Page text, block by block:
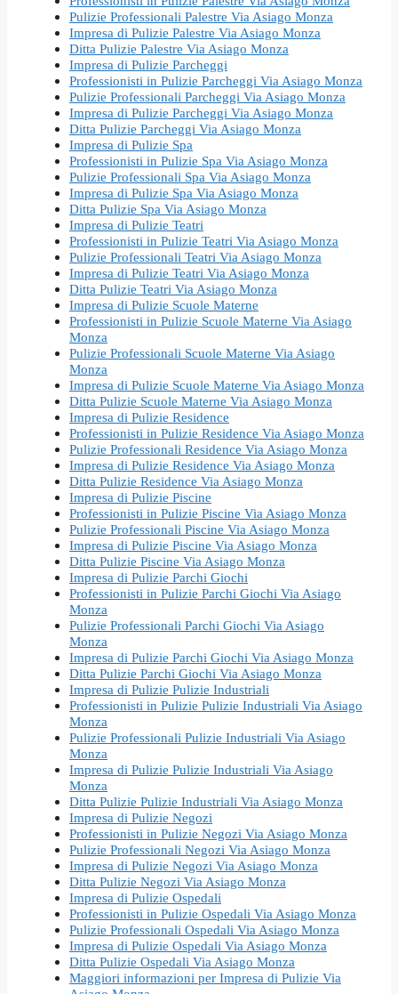
Pulizie Professionali Palestre Via Asiago Monza
Impresa di Pulizie Palestre Via Asiago Monza
Ditta Pulizie Palestre Via Asiago Monza
Impresa di Pulizie Parcheggi
Professionisti in Pulizie Parcheggi Via Asiago Monza
Pulizie Professionali Parcheggi Via Asiago Monza
Impresa di Pulizie Parcheggi Via Asiago Monza
Ditta Pulizie Parcheggi Via Asiago Monza
Impresa di Pulizie Spa
Professionisti in Pulizie Spa Via Asiago Monza
Pulizie Professionali Spa Via Asiago Monza
Impresa di Pulizie Spa Via Asiago Monza
Ditta Pulizie Spa Via Asiago Monza
Impresa di Pulizie Teatri
Professionisti in Pulizie Teatri Via Asiago Monza
Pulizie Professionali Teatri Via Asiago Monza
Impresa di Pulizie Teatri Via Asiago Monza
Ditta Pulizie Teatri Via Asiago Monza
Impresa di Pulizie Scuole Materne
Professionisti in Pulizie Scuole Materne Via Asiago
Monza
Pulizie Professionali Scuole Materne Via Asiago
Monza
Impresa di Pulizie Scuole Materne Via Asiago Monza
Ditta Pulizie Scuole Materne Via Asiago Monza
Impresa di Pulizie Residence
Professionisti in Pulizie Residence Via Asiago Monza
Pulizie Professionali Residence Via Asiago Monza
Impresa di Pulizie Residence Via Asiago Monza
Ditta Pulizie Residence Via Asiago Monza
Impresa di Pulizie Piscine
Professionisti in Pulizie Piscine Via Asiago Monza
Pulizie Professionali Piscine Via Asiago Monza
Impresa di Pulizie Piscine Via Asiago Monza
Ditta Pulizie Piscine Via Asiago Monza
Impresa di Pulizie Parchi Giochi
Professionisti in Pulizie Parchi Giochi Via Asiago
Monza
Pulizie Professionali Parchi Giochi Via Asiago
Monza
Impresa di Pulizie Parchi Giochi Via Asiago Monza
Ditta Pulizie Parchi Giochi Via Asiago Monza
Impresa di Pulizie Pulizie Industriali
Professionisti in Pulizie Pulizie Industriali Via Asiago
Monza
Pulizie Professionali Pulizie Industriali Via Asiago
Monza
Impresa di Pulizie Pulizie Industriali Via Asiago
Monza
Ditta Pulizie Pulizie Industriali Via Asiago Monza
Impresa di Pulizie Negozi
Professionisti in Pulizie Negozi Via Asiago Monza
Pulizie Professionali Negozi Via Asiago Monza
Impresa di Pulizie Negozi Via Asiago Monza
Ditta Pulizie Negozi Via Asiago Monza
Impresa di Pulizie Ospedali
Professionisti in Pulizie Ospedali Via Asiago Monza
Pulizie Professionali Ospedali Via Asiago Monza
Impresa di Pulizie Ospedali Via Asiago Monza
Ditta Pulizie Ospedali Via Asiago Monza
Maggiori informazioni per Impresa di Pulizie Via